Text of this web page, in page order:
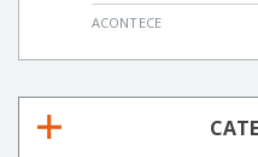
ACONTECE